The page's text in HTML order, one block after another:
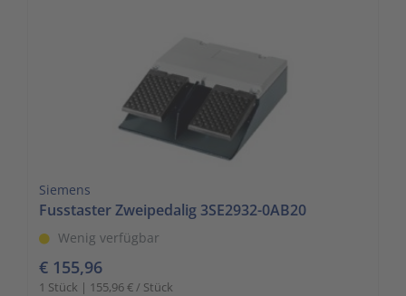
Siemens
Fusstaster Zweipedalig 3SE2932-0AB20
Wenig verfügbar
€ 155,96
1 Stück | 155,96 € / Stück